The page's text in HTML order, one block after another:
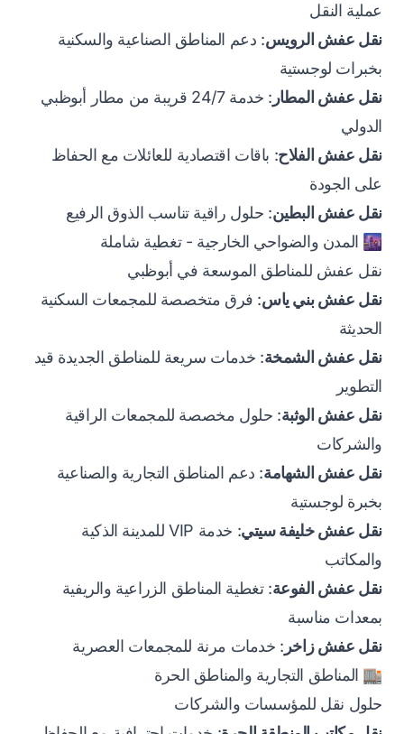
عملية النقل
نقل عفش الرويس: دعم المناطق الصناعية والسكنية
بخبرات لوجستية
نقل عفش المطار
: خدمة 24/7 قريبة من مطار أبوظبي
الدولي
نقل عفش الفلاح: باقات اقتصادية للعائلات مع الحفاظ
على الجودة
نقل عفش البطين: حلول راقية تناسب الذوق الرفيع
🌆 المدن والضواحي الخارجية - تغطية شاملة
نقل عفش للمناطق الموسعة في أبوظبي
نقل عفش بني ياس: فرق متخصصة للمجمعات السكنية
الحديثة
نقل عفش الشمخة: خدمات سريعة للمناطق الجديدة قيد
التطوير
نقل عفش الوثبة: حلول مخصصة للمجمعات الراقية
والشركات
نقل عفش الشهامة: دعم المناطق التجارية والصناعية
بخبرة لوجستية
نقل عفش خليفة سيتي
: خدمة VIP للمدينة الذكية
والمكاتب
نقل عفش الفوعة: تغطية المناطق الزراعية والريفية
بمعدات مناسبة
نقل عفش زاخر : خدمات مرنة للمجمعات العصرية
🏬 المناطق التجارية والمناطق الحرة
حلول نقل للمؤسسات والشركات